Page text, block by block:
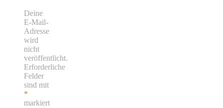
Deine
E-Mail-
Adresse
wird
nicht
veröffentlicht.
Erforderliche
Felder
sind mit
*
markiert